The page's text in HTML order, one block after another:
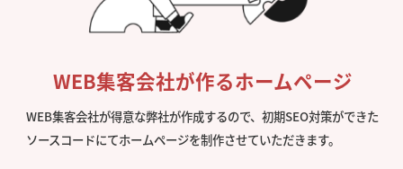
WEB集客会社が作るホームページ
WEB集客会社が得意な弊社が作成するので、初期SEO対策ができた
ソースコードにてホームページを制作させていただきます。